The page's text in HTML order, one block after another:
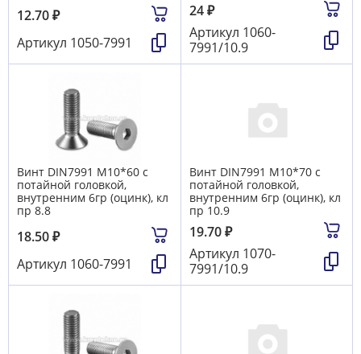
12.70₽
Артикул 1050-7991
24₽
Артикул 1060-
7991/10.9
Винт DIN7991 М10*60 с
потайной головкой,
внутренним 6гр (оцинк), кл
пр 8.8
18.50₽
Артикул 1060-7991
Винт DIN7991 М10*70 с
потайной головкой,
внутренним 6гр (оцинк), кл
пр 10.9
19.70₽
Артикул 1070-
7991/10.9